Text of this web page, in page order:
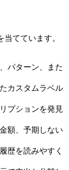
てています。
パターン、また
カスタムラベル
プションを発見
額、予期しない
を読みやすく